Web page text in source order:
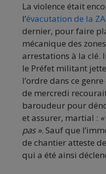
La violence était
l’évacutation de la
dernier, pour faire
mécanique des
arrestations à la clé.
le Préfet militant
l’ordre dans ce
de mercredi
baroudeur pour
et assurer, martial :
pas ». Sauf que
de chantier atteste
qui a été ainsi